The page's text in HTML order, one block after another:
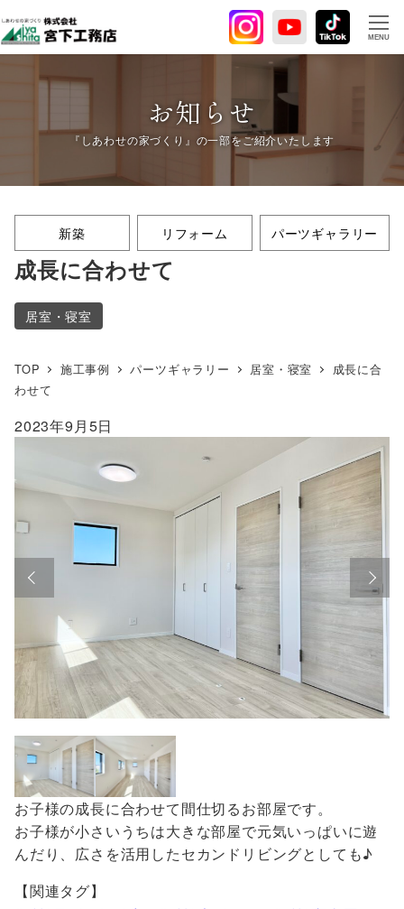
イ
ン
へ
MENU
お知らせ
新築 リフォーム パーツギャラリー
成長に合わせて
居室・寝室
TOP 施工事例 パーツギャラリー 居室・寝室
成長に合
わせて
2023年9月5日
お子様の成長に合わせて間仕切るお部屋です。
お子様が小さいうちは大きな部屋で元気いっぱいに遊
んだり、広さを活用したセカンドリビングとしても♪
【関連タグ】